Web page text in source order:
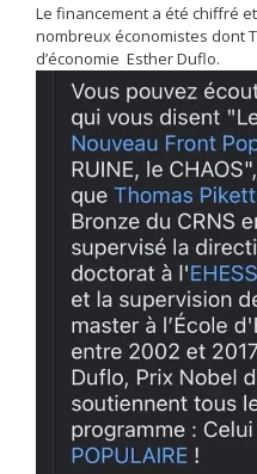
Le financement a été chiffré
nombreux économistes dont
d’économie Esther Duflo.